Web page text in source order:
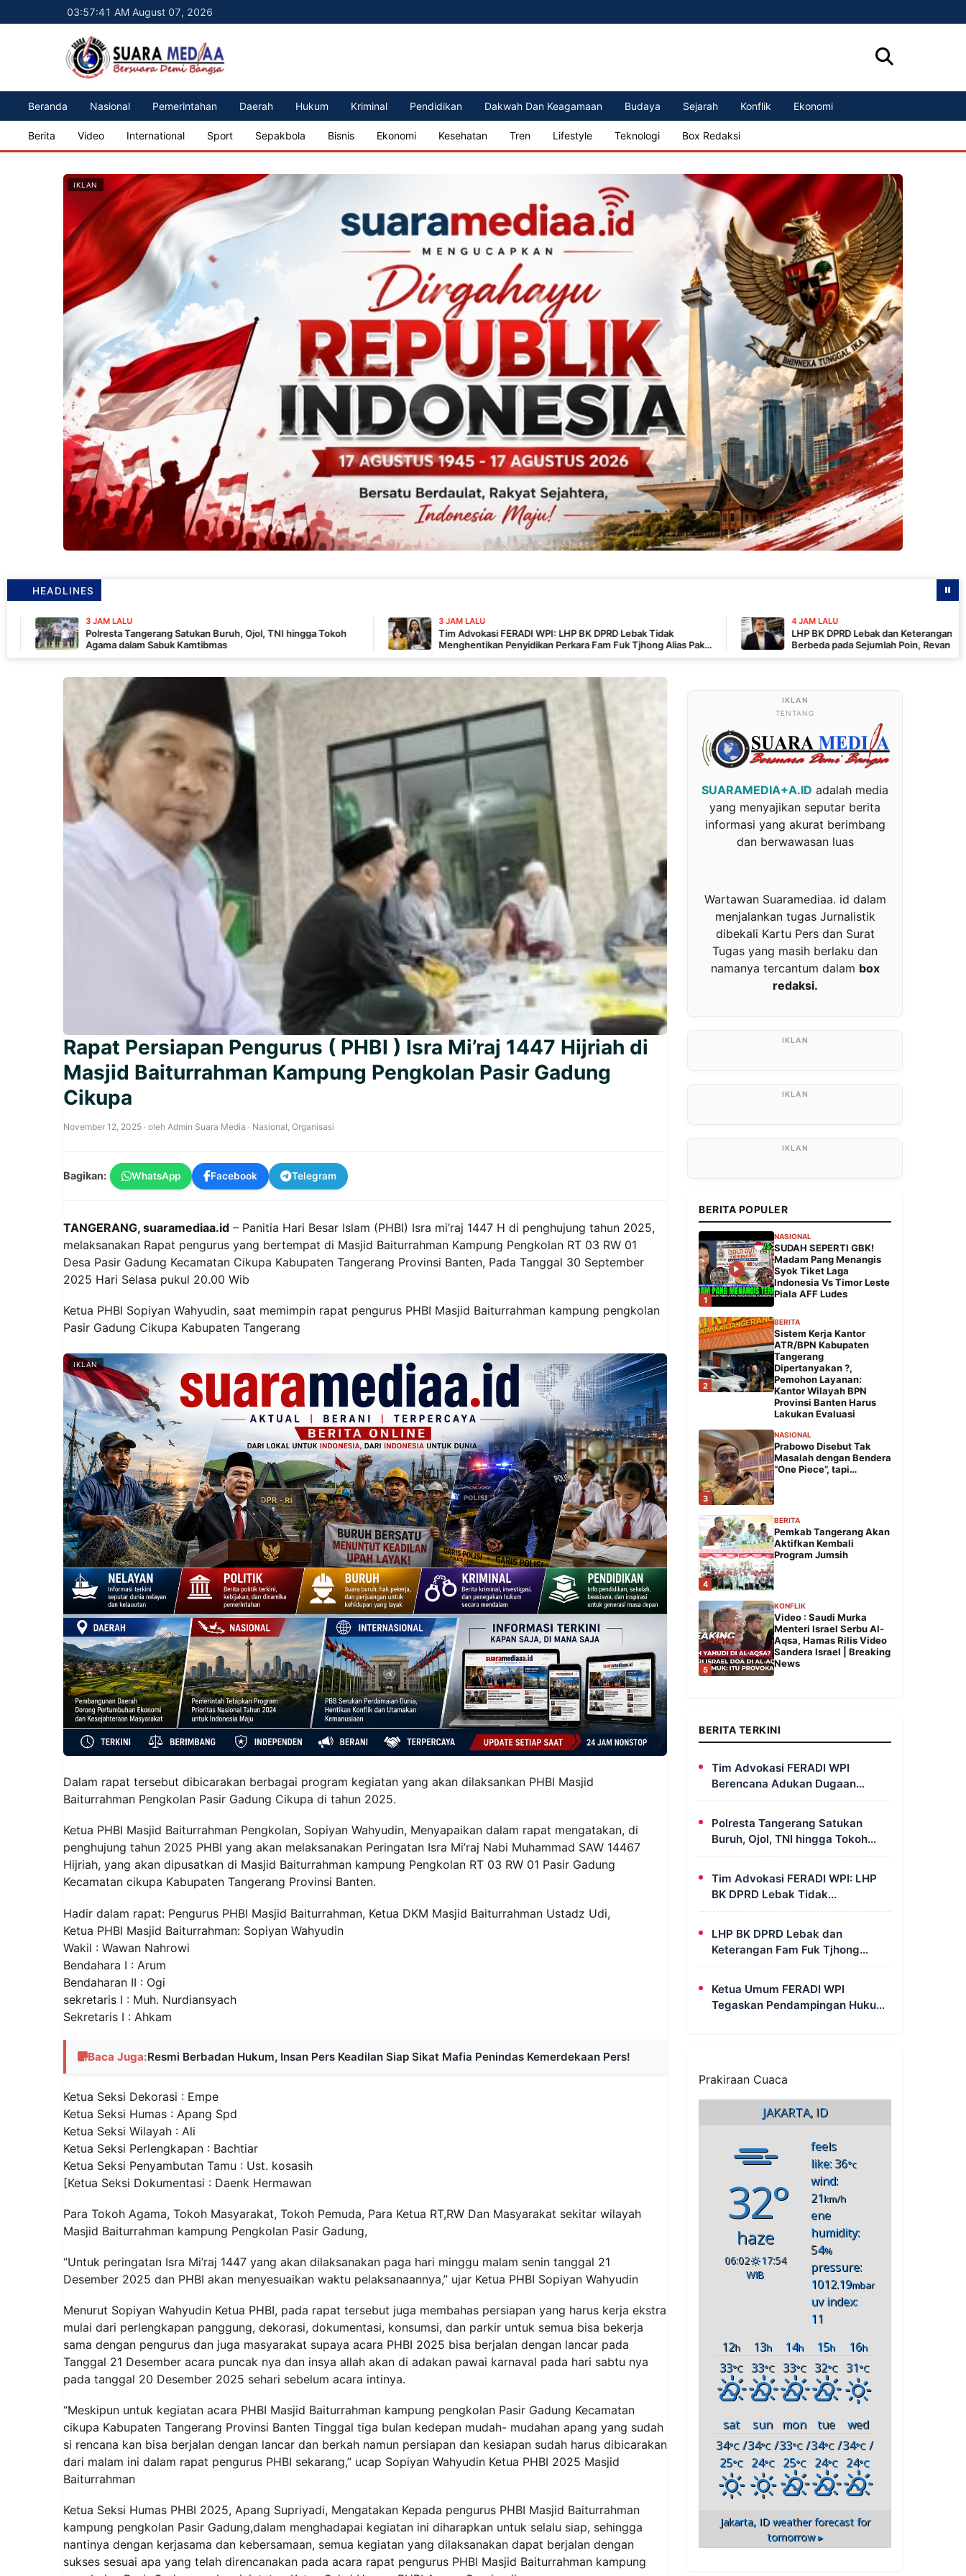
03:57:43 AM August 07, 2026
Beranda Nasional Pemerintahan Daerah Hukum Kriminal Pendidikan Dakwah Dan Keagamaan Budaya Sejarah Konflik Ekonomi
Berita Video International Sport Sepakbola Bisnis Ekonomi Kesehatan Tren Lifestyle Teknologi Box Redaksi
IKLAN
HEADLINES
3 JAM LALU
Polresta Tangerang Satukan Buruh, Ojol, TNI hingga Tokoh
Agama dalam Sabuk Kamtibmas
3 JAM LALU
Tim Advokasi FERADI WPI: LHP BK DPRD Lebak Tidak
Menghentikan Penyidikan Perkara Fam Fuk Tjhong Alias Pak
4 JAM LALU
LHP BK DPRD Lebak dan Keterangan Fam Fuk Tjhong
Berbeda pada Sejumlah Poin, Revan FERADI WPI: Proses
Rapat Persiapan Pengurus ( PHBI ) Isra Mi’raj 1447 Hijriah di
Masjid Baiturrahman Kampung Pengkolan Pasir Gadung
Cikupa
November 12, 2025 · oleh Admin Suara Media · Nasional Organisasi
Bagikan: WhatsApp Facebook Telegram
TANGERANG, suaramediaa.id – Panitia Hari Besar Islam (PHBI) Isra mi’raj 1447 H di penghujung tahun 2025,
melaksanakan Rapat pengurus yang bertempat di Masjid Baiturrahman Kampung Pengkolan RT 03 RW 01
Desa Pasir Gadung Kecamatan Cikupa Kabupaten Tangerang Provinsi Banten, Pada Tanggal 30 September
2025 Hari Selasa pukul 20.00 Wib
Ketua PHBI Sopiyan Wahyudin, saat memimpin rapat pengurus PHBI Masjid Baiturrahman kampung pengkolan
Pasir Gadung Cikupa Kabupaten Tangerang
IKLAN
Dalam rapat tersebut dibicarakan berbagai program kegiatan yang akan dilaksankan PHBI Masjid
Baiturrahman Pengkolan Pasir Gadung Cikupa di tahun 2025.
Ketua PHBI Masjid Baiturrahman Pengkolan, Sopiyan Wahyudin, Menyapaikan dalam rapat mengatakan, di
penghujung tahun 2025 PHBI yang akan melaksanakan Peringatan Isra Mi’raj Nabi Muhammad SAW 14467
Hijriah, yang akan dipusatkan di Masjid Baiturrahman kampung Pengkolan RT 03 RW 01 Pasir Gadung
Kecamatan cikupa Kabupaten Tangerang Provinsi Banten.
Hadir dalam rapat: Pengurus PHBI Masjid Baiturrahman, Ketua DKM Masjid Baiturrahman Ustadz Udi,
Ketua PHBI Masjid Baiturrahman: Sopiyan Wahyudin
Wakil : Wawan Nahrowi
Bendahara I : Arum
Bendaharan II : Ogi
sekretaris I : Muh. Nurdiansyach
Sekretaris I : Ahkam
Baca Juga:Resmi Berbadan Hukum, Insan Pers Keadilan Siap Sikat Mafia Penindas Kemerdekaan Pers!
Ketua Seksi Dekorasi : Empe
Ketua Seksi Humas : Apang Spd
Ketua Seksi Wilayah : Ali
Ketua Seksi Perlengkapan : Bachtiar
Ketua Seksi Penyambutan Tamu : Ust. kosasih
[Ketua Seksi Dokumentasi : Daenk Hermawan
Para Tokoh Agama, Tokoh Masyarakat, Tokoh Pemuda, Para Ketua RT,RW Dan Masyarakat sekitar wilayah
Masjid Baiturrahman kampung Pengkolan Pasir Gadung,
“Untuk peringatan Isra Mi’raj 1447 yang akan dilaksanakan paga hari minggu malam senin tanggal 21
Desember 2025 dan PHBI akan menyesuaikan waktu pelaksanaannya,” ujar Ketua PHBI Sopiyan Wahyudin
Menurut Sopiyan Wahyudin Ketua PHBI, pada rapat tersebut juga membahas persiapan yang harus kerja ekstra
mulai dari perlengkapan panggung, dekorasi, dokumentasi, konsumsi, dan parkir untuk semua bisa bekerja
sama dengan pengurus dan juga masyarakat supaya acara PHBI 2025 bisa berjalan dengan lancar pada
Tanggal 21 Desember acara puncak nya dan insya allah akan di adakan pawai karnaval pada hari sabtu nya
pada tanggal 20 Desember 2025 sehari sebelum acara intinya.
“Meskipun untuk kegiatan acara PHBI Masjid Baiturrahman kampung pengkolan Pasir Gadung Kecamatan
cikupa Kabupaten Tangerang Provinsi Banten Tinggal tiga bulan kedepan mudah- mudahan apang yang sudah
si rencana kan bisa berjalan dengan lancar dan berkah namun persiapan dan kesiapan sudah harus dibicarakan
dari malam ini dalam rapat pengurus PHBI sekarang,” ucap Sopiyan Wahyudin Ketua PHBI 2025 Masjid
Baiturrahman
Ketua Seksi Humas PHBI 2025, Apang Supriyadi, Mengatakan Kepada pengurus PHBI Masjid Baiturrahman
kampung pengkolan Pasir Gadung,dalam menghadapai kegiatan ini diharapkan untuk selalu siap, sehingga
nantinya dengan kerjasama dan kebersamaan, semua kegiatan yang dilaksanakan dapat berjalan dengan
sukses sesuai apa yang telah direncanakan pada acara rapat pengurus PHBI Masjid Baiturrahman kampung
TENTANG
SUARAMEDIA+A.ID adalah media
yang menyajikan seputar berita
informasi yang akurat berimbang
dan berwawasan luas
Wartawan Suaramediaa. id dalam
menjalankan tugas Jurnalistik
dibekali Kartu Pers dan Surat
Tugas yang masih berlaku dan
namanya tercantum dalam box
redaksi.
BERITA POPULER
1
NASIONAL
SUDAH SEPERTI GBK!
Madam Pang Menangis
Syok Tiket Laga
Indonesia Vs Timor Leste
Piala AFF Ludes
2
BERITA
Sistem Kerja Kantor
ATR/BPN Kabupaten
Tangerang
Dipertanyakan ?,
Pemohon Layanan:
Kantor Wilayah BPN
Provinsi Banten Harus
Lakukan Evaluasi
3
NASIONAL
Prabowo Disebut Tak
Masalah dengan Bendera
“One Piece”, tapi…
4
BERITA
Pemkab Tangerang Akan
Aktifkan Kembali
Program Jumsih
5
KONFLIK
Video : Saudi Murka
Menteri Israel Serbu Al-
Aqsa, Hamas Rilis Video
Sandera Israel | Breaking
News
BERITA TERKINI
Tim Advokasi FERADI WPI
Berencana Adukan Dugaan
Penculikan dan Pengeroyokan
RI, LPSK, dan Kompolnas
Polresta Tangerang Satukan
Buruh, Ojol, TNI hingga Tokoh
Agama dalam Sabuk Kamtibmas
Tim Advokasi FERADI WPI: LHP
BK DPRD Lebak Tidak
Menghentikan Penyidikan
Pak Uun
LHP BK DPRD Lebak dan
Keterangan Fam Fuk Tjhong
Berbeda pada Sejumlah Poin,
Pembuktian Masih Berlangsung
di Polda Banten
Ketua Umum FERADI WPI
Tegaskan Pendampingan Hukum
Prakiraan Cuaca
JAKARTA, ID
32°
haze
06:02
17:54
WIB
feels
like: 36°c
wind:
21km/h
ene
humidity:
54%
pressure:
1012.19mbar
uv index:
11
12h 13h 14h 15h 16h
33°C 33°C 33°C 32°C 31°C
sat sun mon tue
wed
34°C/
25°C
34°C/
24°C
33°C/
25°C
34°C/
24°C
34°C /
24°C
Jakarta, IDweather forecast for
tomorrow ▸